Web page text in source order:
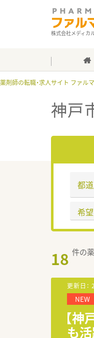
株式会社メディカ
薬剤師の転職・求人サイト ファル
神戸
都
希
18 件の
更新日：
NEW
【
も